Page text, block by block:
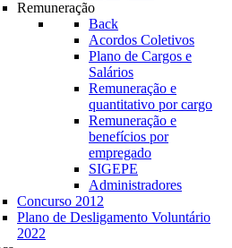
Remuneração
Back
Acordos Coletivos
Plano de Cargos e
Salários
Remuneração e
quantitativo por cargo
Remuneração e
benefícios por
empregado
SIGEPE
Administradores
Concurso 2012
Plano de Desligamento Voluntário
2022